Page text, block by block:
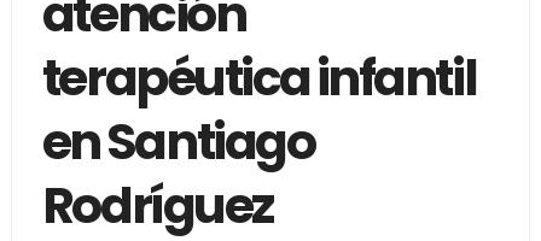
atención
terapéutica infantil
en Santiago
Rodríguez